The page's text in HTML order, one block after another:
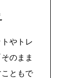
やトレ
のまま
ともで